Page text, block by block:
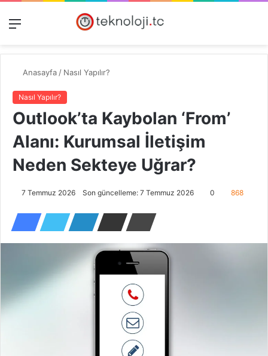
Kayıt
Anasayfa / Nasıl Yapılır?
Nasıl Yapılır?
Outlook’ta Kaybolan ‘From’
Alanı: Kurumsal İletişim
Neden Sekteye Uğrar?
7 Temmuz 2026 Son güncelleme: 7 Temmuz 2026 0 868